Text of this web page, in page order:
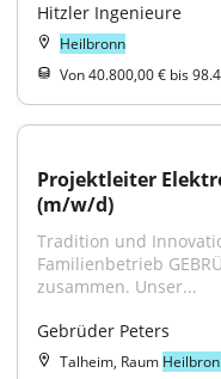
Hitzler Ingenieure
Heilbronn
Von 40.800,00 € bis
Projektleiter
(m/w/d)
Tradition und
Familienbetrieb
zusammen. Unser...
Gebrüder Peters
Talheim, Raum